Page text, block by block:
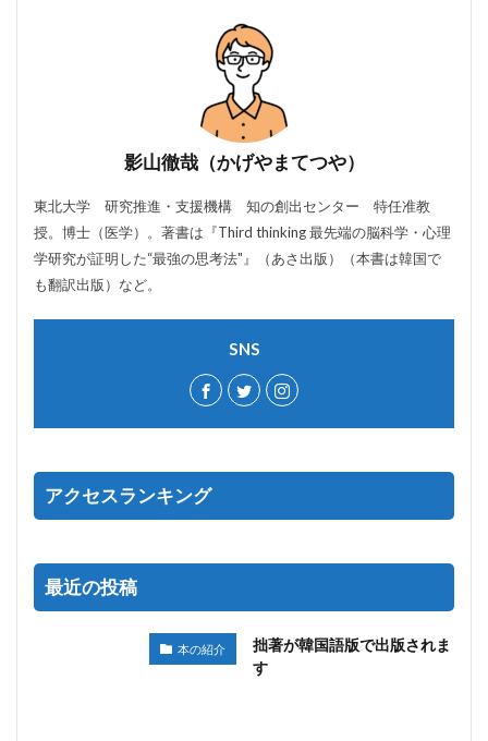
影山徹哉（かげやまてつや）
東北大学 研究推進・支援機構 知の創出センター 特任准教
授。博士（医学）。著書は『Third thinking 最先端の脳科学・心理
学研究が証明した“最強の思考法"』（あさ出版）（本書は韓国で
も翻訳出版）など。
SNS
アクセスランキング
最近の投稿
本の紹介
拙著が韓国語版で出版されま
す